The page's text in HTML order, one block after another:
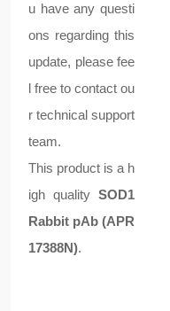
u have any questi
ons regarding this
update, please fee
l free to contact ou
r technical support
team.
This product is a h
igh quality SOD1
Rabbit pAb (APR
17388N).